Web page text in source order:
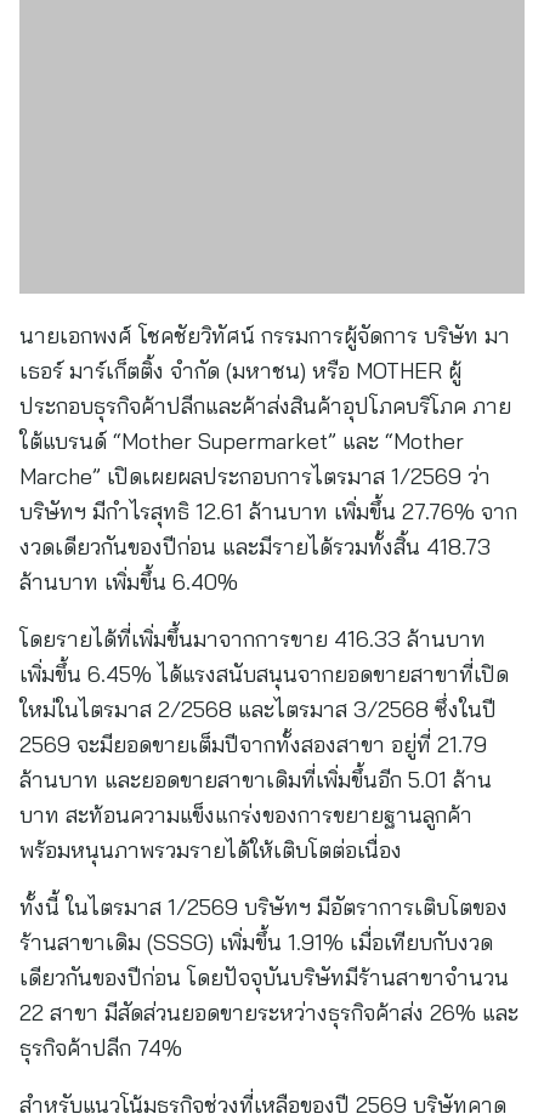
นายเอกพงศ์ โชคชัยวิทัศน์ กรรมการผู้จัดการ บริษัท มา
เธอร์ มาร์เก็ตติ้ง จำกัด (มหาชน) หรือ MOTHER ผู้
ประกอบธุรกิจค้าปลีกและค้าส่งสินค้าอุปโภคบริโภค ภาย
ใต้แบรนด์ “Mother Supermarket” และ “Mother
Marche” เปิดเผยผลประกอบการไตรมาส 1/2569 ว่า
บริษัทฯ มีกำไรสุทธิ 12.61 ล้านบาท เพิ่มขึ้น 27.76% จาก
งวดเดียวกันของปีก่อน และมีรายได้รวมทั้งสิ้น 418.73
ล้านบาท เพิ่มขึ้น 6.40%
โดยรายได้ที่เพิ่มขึ้นมาจากการขาย 416.33 ล้านบาท
เพิ่มขึ้น 6.45% ได้แรงสนับสนุนจากยอดขายสาขาที่เปิด
ใหม่ในไตรมาส 2/2568 และไตรมาส 3/2568 ซึ่งในปี
2569 จะมียอดขายเต็มปีจากทั้งสองสาขา อยู่ที่ 21.79
ล้านบาท และยอดขายสาขาเดิมที่เพิ่มขึ้นอีก 5.01 ล้าน
บาท สะท้อนความแข็งแกร่งของการขยายฐานลูกค้า
พร้อมหนุนภาพรวมรายได้ให้เติบโตต่อเนื่อง
ทั้งนี้ ในไตรมาส 1/2569 บริษัทฯ มีอัตราการเติบโตของ
ร้านสาขาเดิม (SSSG) เพิ่มขึ้น 1.91% เมื่อเทียบกับงวด
เดียวกันของปีก่อน โดยปัจจุบันบริษัทมีร้านสาขาจำนวน
22 สาขา มีสัดส่วนยอดขายระหว่างธุรกิจค้าส่ง 26% และ
ธุรกิจค้าปลีก 74%
สำหรับแนวโน้มธุรกิจช่วงที่เหลือของปี 2569 บริษัทคาด